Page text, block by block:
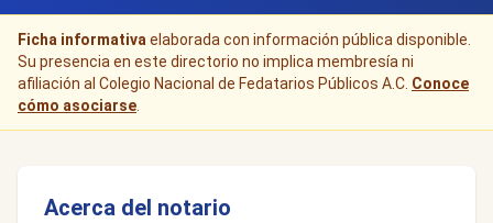
Ficha informativa elaborada con información pública disponible.
Su presencia en este directorio no implica membresía ni
afiliación al Colegio Nacional de Fedatarios Públicos A.C. Conoce
cómo asociarse
Acerca del notario